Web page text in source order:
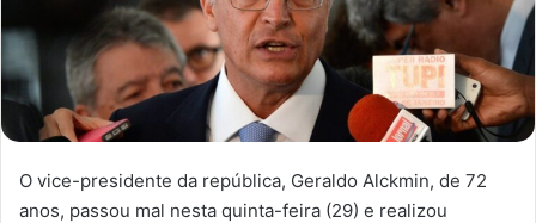
O vice-presidente da república, Geraldo Alckmin, de 72
anos, passou mal nesta quinta-feira (29) e realizou